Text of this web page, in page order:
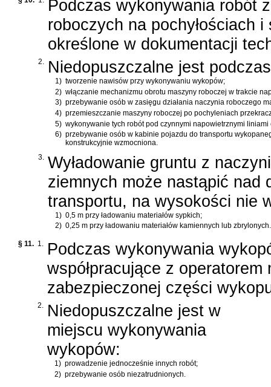
Podczas wykonywania robót
roboczych na pochyłościach
określone w dokumentacji
2. Niedopuszczalne jest
1) tworzenie nawisów przy wykonywaniu wykopów;
2) włączanie mechanizmu obrotu maszyny roboczej w trakcie
3) przebywanie osób w zasięgu działania naczynia roboczego
4) przemieszczanie maszyny roboczej po pochyleniach
5) wykonywanie tych robót pod czynnymi napowietrznymi
6) przebywanie osób w kabinie pojazdu do transportu
konstrukcyjnie wzmocniona.
3.
Wyładowanie gruntu z
ziemnych może nastąpić nad
transportu, na wysokości nie
1) 0,5 m przy ładowaniu materiałów sypkich;
2) 0,25 m przy ładowaniu materiałów kamiennych lub zbrylonych.
§ 11. 1. Podczas wykonywania
współpracujące z
zabezpieczonej części
2. Niedopuszczalne jest w
miejscu wykonywania
wykopów:
1) prowadzenie jednocześnie innych robót;
2) przebywanie osób niezatrudnionych.